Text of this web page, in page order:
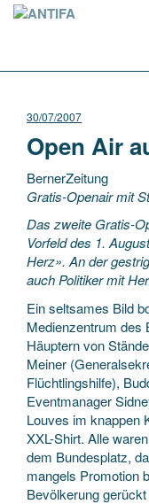
30/07/2007
Open Air
BernerZeitung
Gratis-Openair mit
Das zweite Gratis-
Vorfeld des 1.
Herz». An der
auch Politiker mit
Ein seltsames Bild
Medienzentrum des
Häuptern von
Meiner
Flüchtlingshilfe),
Eventmanager
Louves im knappen
XXL-Shirt. Alle
dem Bundesplatz,
mangels Promotion
Bevölkerung